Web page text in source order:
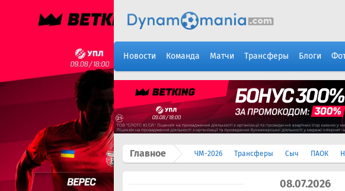
Новости Команда Матчи Трансферы Блоги
Главное ЧМ-2026 Трансферы Сыч ПАОК
08.07.2026